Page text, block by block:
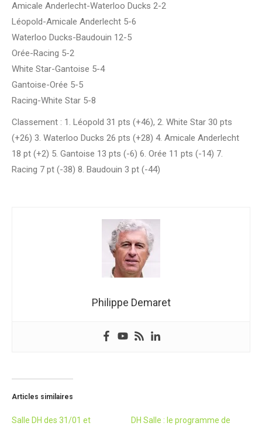
Amicale Anderlecht-Waterloo Ducks 2-2
Léopold-Amicale Anderlecht 5-6
Waterloo Ducks-Baudouin 12-5
Orée-Racing 5-2
White Star-Gantoise 5-4
Gantoise-Orée 5-5
Racing-White Star 5-8
Classement : 1. Léopold 31 pts (+46), 2. White Star 30 pts
(+26) 3. Waterloo Ducks 26 pts (+28) 4. Amicale Anderlecht
18 pt (+2) 5. Gantoise 13 pts (-6) 6. Orée 11 pts (-14) 7.
Racing 7 pt (-38) 8. Baudouin 3 pt (-44)
Philippe Demaret
Articles similaires
Salle DH des 31/01 et
DH Salle : le programme de